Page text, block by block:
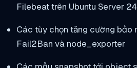
Filebeat trên Ubuntu Server
Các tùy chọn tăng cường bảo
Fail2Ban và node_exporter